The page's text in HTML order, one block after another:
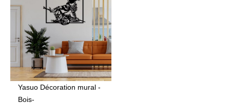
Yasuo Décoration mural -
Bois-